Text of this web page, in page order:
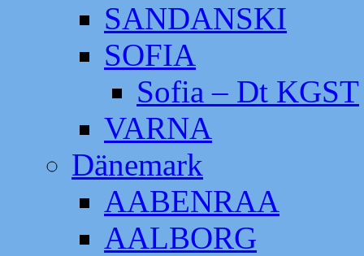
SANDANSKI
SOFIA
Sofia – Dt KGST
VARNA
Dänemark
AABENRAA
AALBORG